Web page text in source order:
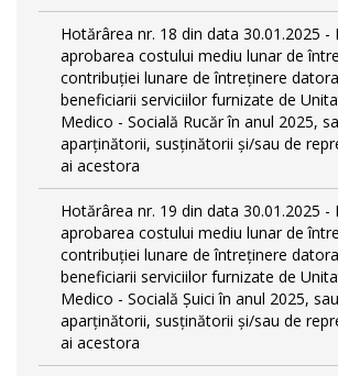
Hotărârea nr. 18 din data 30.01.2025 -
aprobarea costului mediu lunar de
contribuției lunare de întreținere
beneficiarii serviciilor furnizate de
Medico - Socială Rucăr în anul 2025,
aparținătorii, susținătorii și/sau de
ai acestora
Hotărârea nr. 19 din data 30.01.2025 -
aprobarea costului mediu lunar de
contribuției lunare de întreținere
beneficiarii serviciilor furnizate de
Medico - Socială Șuici în anul 2025,
aparținătorii, susținătorii și/sau de
ai acestora